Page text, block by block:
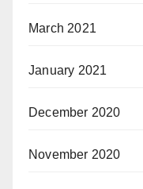
March 2021
January 2021
December 2020
November 2020